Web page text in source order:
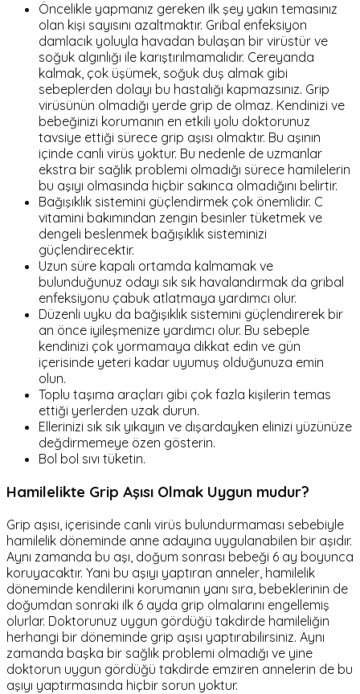
Öncelikle yapmanız gereken ilk şey yakın temasınız
olan kişi sayısını azaltmaktır. Gribal enfeksiyon
damlacık yoluyla havadan bulaşan bir virüstür ve
soğuk algınlığı ile karıştırılmamalıdır. Cereyanda
kalmak, çok üşümek, soğuk duş almak gibi
sebeplerden dolayı bu hastalığı kapmazsınız. Grip
virüsünün olmadığı yerde grip de olmaz. Kendinizi ve
bebeğinizi korumanın en etkili yolu doktorunuz
tavsiye ettiği sürece grip aşısı olmaktır. Bu aşının
içinde canlı virüs yoktur. Bu nedenle de uzmanlar
ekstra bir sağlık problemi olmadığı sürece hamilelerin
bu aşıyı olmasında hiçbir sakınca olmadığını belirtir.
Bağışıklık sistemini güçlendirmek çok önemlidir. C
vitamini bakımından zengin besinler tüketmek ve
dengeli beslenmek bağışıklık sisteminizi
güçlendirecektir.
Uzun süre kapalı ortamda kalmamak ve
bulunduğunuz odayı sık sık havalandırmak da gribal
enfeksiyonu çabuk atlatmaya yardımcı olur.
Düzenli uyku da bağışıklık sistemini güçlendirerek bir
an önce iyileşmenize yardımcı olur. Bu sebeple
kendinizi çok yormamaya dikkat edin ve gün
içerisinde yeteri kadar uyumuş olduğunuza emin
olun.
Toplu taşıma araçları gibi çok fazla kişilerin temas
ettiği yerlerden uzak durun.
Ellerinizi sık sık yıkayın ve dışardayken elinizi yüzünüze
değdirmemeye özen gösterin.
Bol bol sıvı tüketin.
Hamilelikte Grip Aşısı Olmak Uygun mudur?
Grip aşısı, içerisinde canlı virüs bulundurmaması sebebiyle
hamilelik döneminde anne adayına uygulanabilen bir aşıdır.
Aynı zamanda bu aşı, doğum sonrası bebeği 6 ay boyunca
koruyacaktır. Yani bu aşıyı yaptıran anneler, hamilelik
döneminde kendilerini korumanın yanı sıra, bebeklerinin de
doğumdan sonraki ilk 6 ayda grip olmalarını engellemiş
olurlar. Doktorunuz uygun gördüğü takdirde hamileliğin
herhangi bir döneminde grip aşısı yaptırabilirsiniz. Aynı
zamanda başka bir sağlık problemi olmadığı ve yine
doktorun uygun gördüğü takdirde emziren annelerin de bu
aşıyı yaptırmasında hiçbir sorun yoktur.